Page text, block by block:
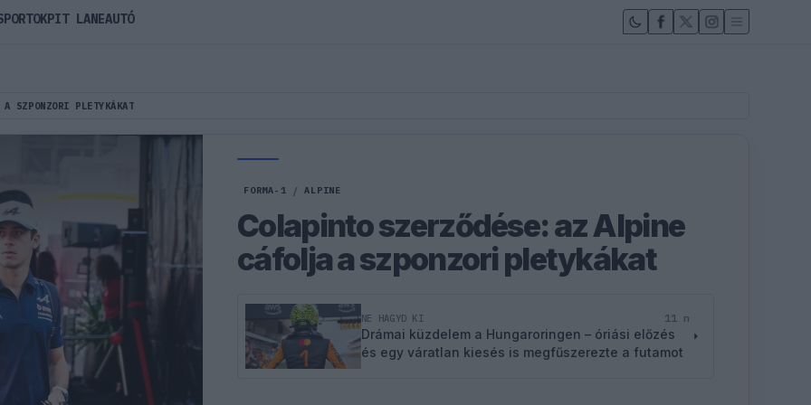
SZPONZORI PLETYKÁKAT
FORMA-1 / ALPINE
Colapinto szerződése: az Alpine
cáfolja a szponzori pletykákat
NE HAGYD KI 11 n
Drámai küzdelem a Hungaroringen – óriási előzés
és egy váratlan kiesés is megfűszerezte a futamot
PIT LANEAUTÓ